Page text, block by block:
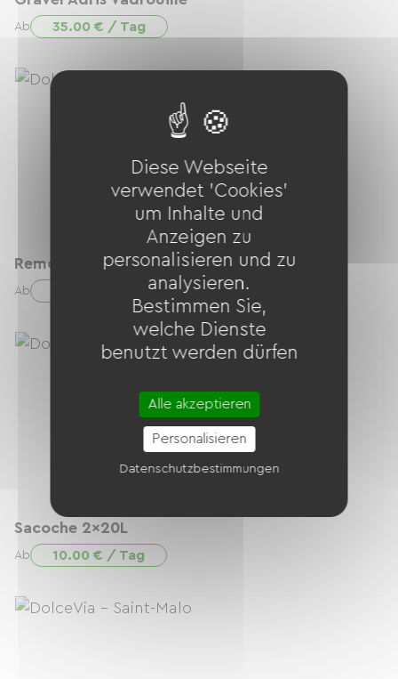
Ab 35.00 € / Tag
Remorque
Ab
Sacoche 2x20L
Ab 10.00 € / Tag
Diese Webseite
verwendet 'Cookies'
um Inhalte und
Anzeigen zu
personalisieren und zu
analysieren.
Bestimmen Sie,
welche Dienste
benutzt werden dürfen
Alle akzeptieren
Personalisieren
Datenschutzbestimmungen